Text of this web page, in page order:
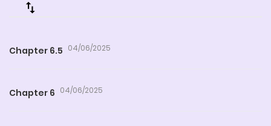
Chapter 6.5 04/06/2025
Chapter 6 04/06/2025